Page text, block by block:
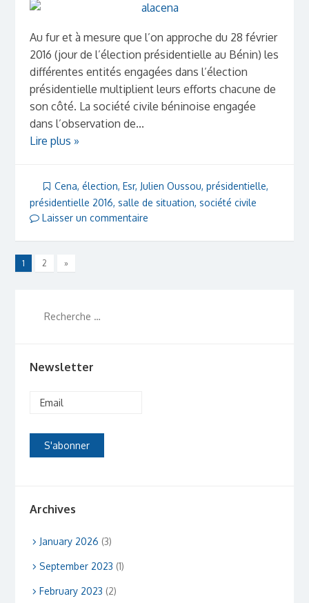
Au fur et à mesure que l’on approche du 28 février
2016 (jour de l’élection présidentielle au Bénin) les
différentes entités engagées dans l’élection
présidentielle multiplient leurs efforts chacune de
son côté. La société civile béninoise engagée
dans l’observation de...
Lire plus »
Cena, élection, Esr, Julien Oussou, présidentielle,
présidentielle 2016, salle de situation, société civile
Laisser un commentaire
1 2 »
Newsletter
Archives
January 2026 (3)
September 2023 (1)
February 2023 (2)